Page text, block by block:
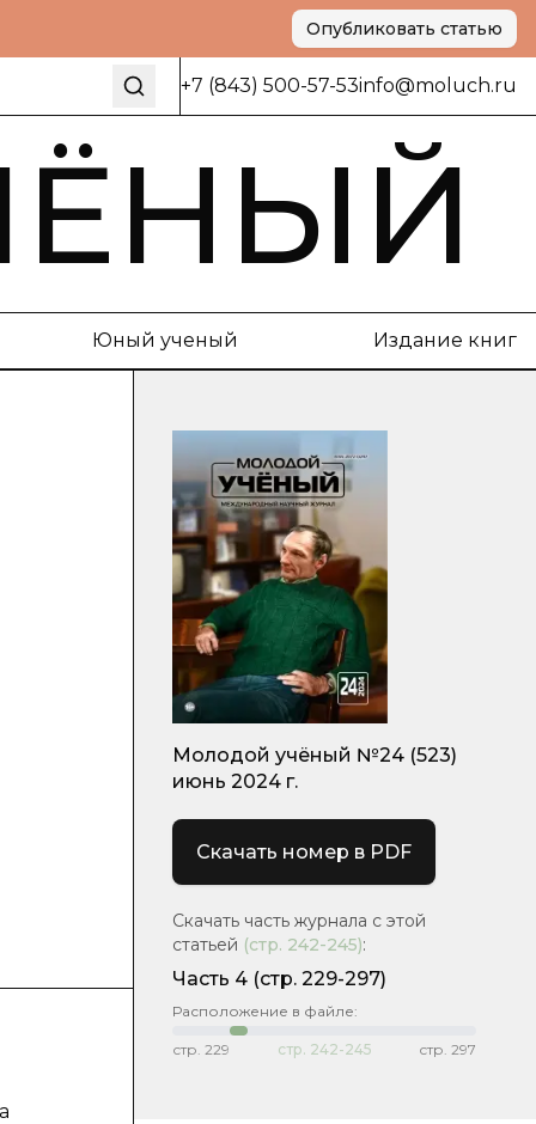
Опубликовать статью
+7 (843) 500-57-53info@moluch.ru
Юный ученый Издание книг
Молодой учёный №24 (523)
июнь 2024 г.
Скачать номер в PDF
Скачать часть журнала с этой
статьей (стр. 242-245):
Часть 4 (стр. 229-297)
Расположение в файле:
стр. 229 стр. 242-245 стр. 297